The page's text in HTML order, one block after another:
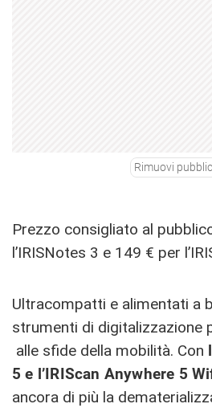
Rimuovi
Prezzo consigliato al
l’IRISNotes 3 e 149 € per
Ultracompatti e alimentati a
strumenti di digitalizzazione
alle sfide della mobilità. Con
5 e l’IRIScan Anywhere 5
ancora di più la